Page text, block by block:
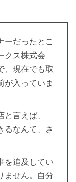
ーだったとこ
クス株式会
、現在でも取
が入っていま
言えば、
るなんて、さ
を追及してい
ません。自分